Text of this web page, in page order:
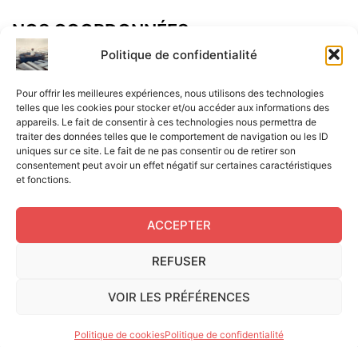
Politique de confidentialité
Pour offrir les meilleures expériences, nous utilisons des technologies
telles que les cookies pour stocker et/ou accéder aux informations des
appareils. Le fait de consentir à ces technologies nous permettra de
traiter des données telles que le comportement de navigation ou les ID
uniques sur ce site. Le fait de ne pas consentir ou de retirer son
consentement peut avoir un effet négatif sur certaines caractéristiques
et fonctions.
ACCEPTER
REFUSER
VOIR LES PRÉFÉRENCES
Politique de cookiesPolitique de confidentialité
NOS COORDONNÉES
Adresse postal :
ALCF
34 Rue René Brunen
33950 LEGE CAP-FERRET
Mail :
contact@aperitif-litteraire-cap-ferret.fr
Edité par L'Apéritif Littéraire du Cap-Ferret © 2024
par Serge Gouvernel